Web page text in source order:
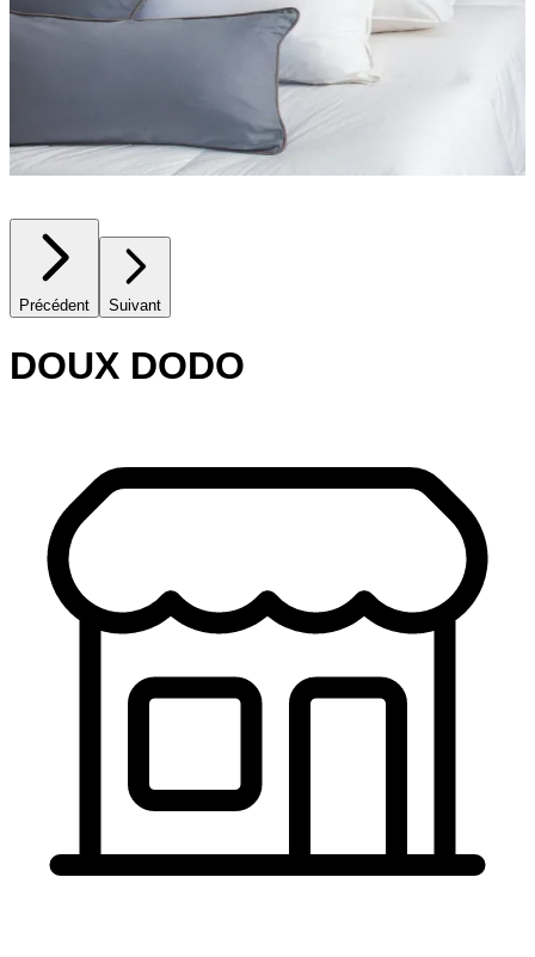
Précédent Suivant
DOUX DODO